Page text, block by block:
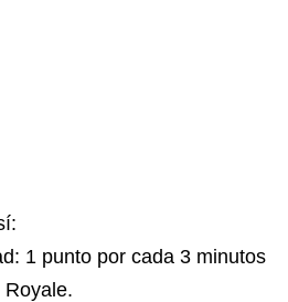
1 punto por cada 3 minutos